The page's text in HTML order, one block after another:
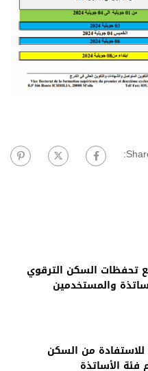
تحفظات السكن الترقوي
والمستخدمين
للاستفادة من السكن
فئة الأساتذة